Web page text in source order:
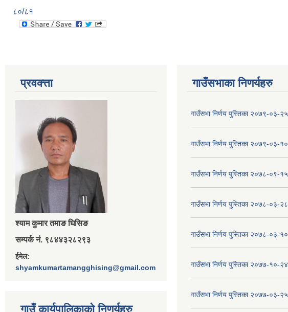
८०/८१
प्रवक्त्ता
श्‍याम कुमार तमाङ घिसिङ
सम्पर्क नं. ९८४४३२८२९३
ईमेल:
shyamkumartamangghising@gmail.com
गाउँ कार्यपालिकाकाे निणर्यहरु
गाउँसभाका निणर्यहरु
गाउँसभा निर्णय पुस्तिका २०७९-०३-२५
गाउँसभा निर्णय पुस्तिका २०७९-०३-१०
गाउँसभा निर्णय पुस्तिका २०७८-०९-१५
गाउँसभा निर्णय पुस्तिका २०७८-०३-२८
गाउँसभा निर्णय पुस्तिका २०७८-०३-१०
गाउँसभा निर्णय पुस्तिका २०७७-१०-२४
गाउँसभा निर्णय पुस्तिका २०७७-०३-२५